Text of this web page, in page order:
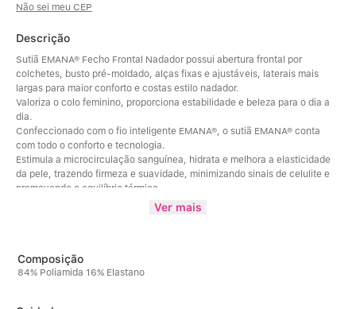
Não sei meu CEP
Descrição
Sutiã EMANA® Fecho Frontal Nadador possui abertura frontal por
colchetes, busto pré-moldado, alças fixas e ajustáveis, laterais mais
largas para maior conforto e costas estilo nadador.
Valoriza o colo feminino, proporciona estabilidade e beleza para o dia a
dia.
Confeccionado com o fio inteligente EMANA®, o sutiã EMANA® conta
com todo o conforto e tecnologia.
Estimula a microcirculação sanguínea, hidrata e melhora a elasticidade
da pele, trazendo firmeza e suavidade, minimizando sinais de celulite e
promovendo o equilíbrio térmico.
Proporciona ainda, benefício de rápida recuperação muscular,
necessário o uso de 6 horas contínuas por no mínimo 30 dias.
Tecido em Fio EMANA®. EMANA® é um fio inteligente com a tecnologia
Ver mais
84% Poliamida 16% Elastano